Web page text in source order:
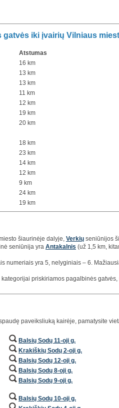
iki įvairių Vilniaus
Atstumas
16 km
13 km
13 km
11 km
12 km
19 km
20 km
18 km
23 km
14 km
12 km
9 km
24 km
19 km
šiaurinėje dalyje, Verkių seniūnijos
seniūnija yra Antakalnis (už 1,5 km,
numeriais yra 5, nelyginiais – 6.
priskiriamos pagalbinės
paveiksliuką kairėje, pamatysite
Balsių Sodų 11-oji g.
Krakiškių Sodų 2-oji g.
Balsių Sodų 12-oji g.
Balsių Sodų 8-oji g.
Balsių Sodų 9-oji g.
Balsių Sodų 10-oji g.